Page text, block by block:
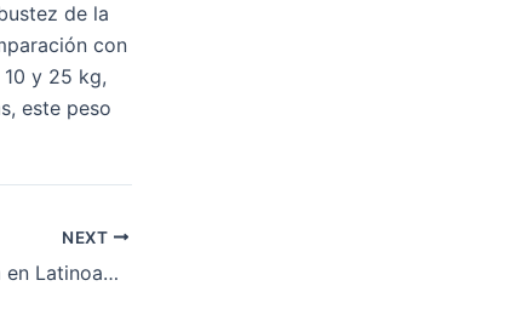
de la
con
y 25 kg,
este peso
NEXT
Bonos de Bienvenida en Latinoamérica » Lista Nueva 2026